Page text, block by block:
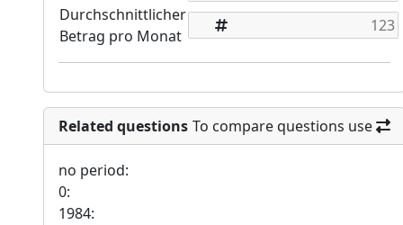
Durchschnittlicher
Betrag pro Monat
Related questions To compare questions use
no period:
0:
1984: